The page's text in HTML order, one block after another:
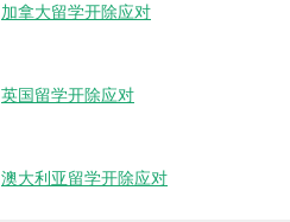
加拿大留学开除应对
英国留学开除应对
澳大利亚留学开除应对